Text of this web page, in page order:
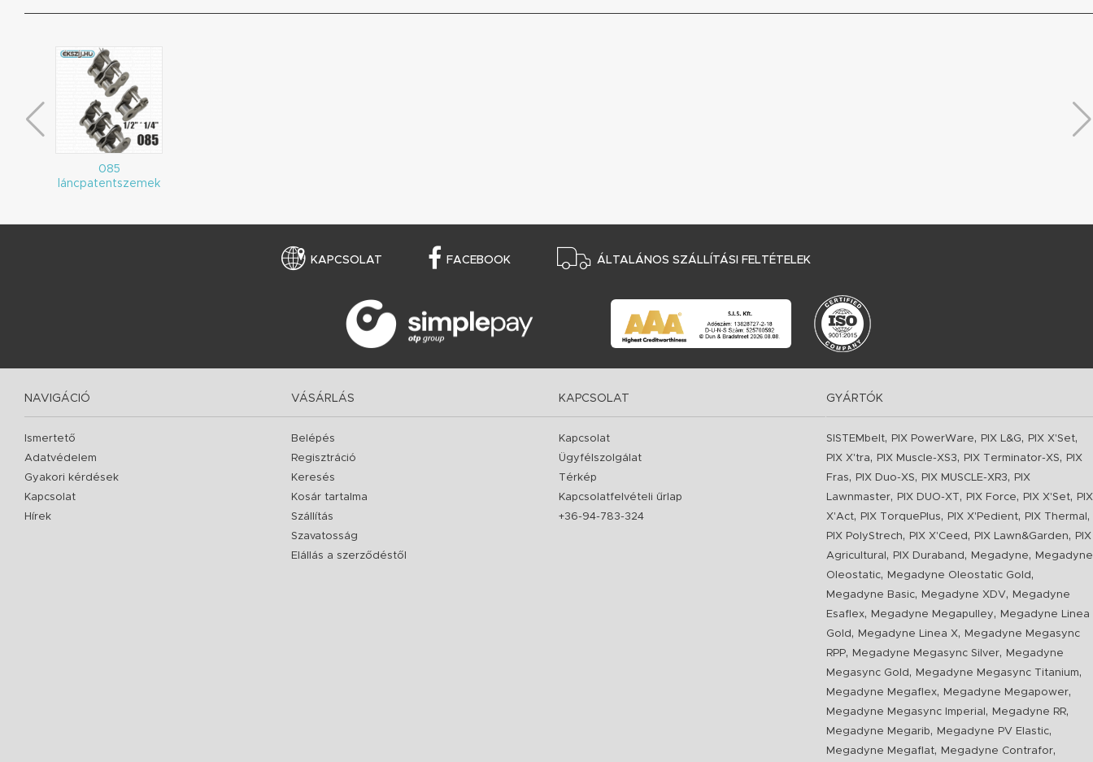
085
láncpatentszemek
KAPCSOLAT FACEBOOK ÁLTALÁNOS SZÁLLÍTÁSI FELTÉTELEK
NAVIGÁCIÓ
Ismertető
Adatvédelem
Gyakori kérdések
Kapcsolat
Hírek
VÁSÁRLÁS
Belépés
Regisztráció
Keresés
Kosár tartalma
Szállítás
Szavatosság
Elállás a szerződéstől
KAPCSOLAT
Kapcsolat
Ügyfélszolgálat
Térkép
Kapcsolatfelvételi űrlap
+36-94-783-324
GYÁRTÓK
SISTEMbelt, PIX PowerWare, PIX L&G, PIX X'Set,
PIX X'tra, PIX Muscle-XS3, PIX Terminator-XS,
PIX
Fras, PIX Duo-XS, PIX MUSCLE-XR3,
PIX
Lawnmaster, PIX DUO-XT , PIX Force, PIX X'Set,
PIX
X'Act, PIX TorquePlus, PIX X'Pedient, PIX Thermal ,
PIX PolyStrech, PIX X'Ceed , PIX Lawn&Garden,
PIX
Agricultural , PIX Duraband , Megadyne,
Megadyne
Oleostatic, Megadyne Oleostatic Gold ,
Megadyne Basic, Megadyne XDV,
Megadyne
Esaflex, Megadyne Megapulley,
Megadyne Linea
Gold , Megadyne Linea X,
Megadyne Megasync
RPP, Megadyne Megasync Silver,
Megadyne
Megasync Gold , Megadyne Megasync Titanium,
Megadyne Megaflex, Megadyne Megapower,
Megadyne Megasync Imperial , Megadyne RR,
Megadyne Megarib, Megadyne PV Elastic,
Megadyne Megaflat, Megadyne Contrafor,